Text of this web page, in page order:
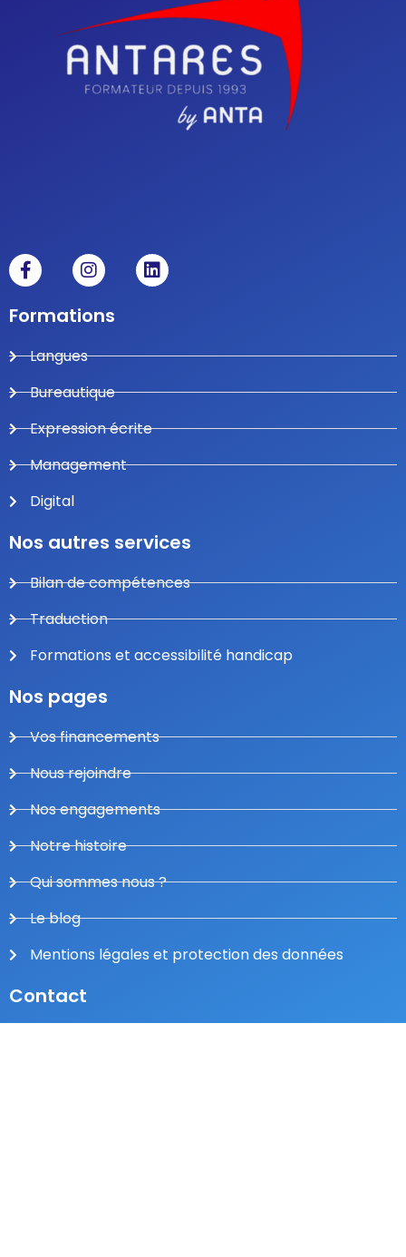
Formations
Langues
Bureautique
Expression écrite
Management
Digital
Nos autres services
Bilan de compétences
Traduction
Formations et accessibilité handicap
Nos pages
Vos financements
Nous rejoindre
Nos engagements
Notre histoire
Qui sommes nous ?
Le blog
Mentions légales et protection des données
Contact